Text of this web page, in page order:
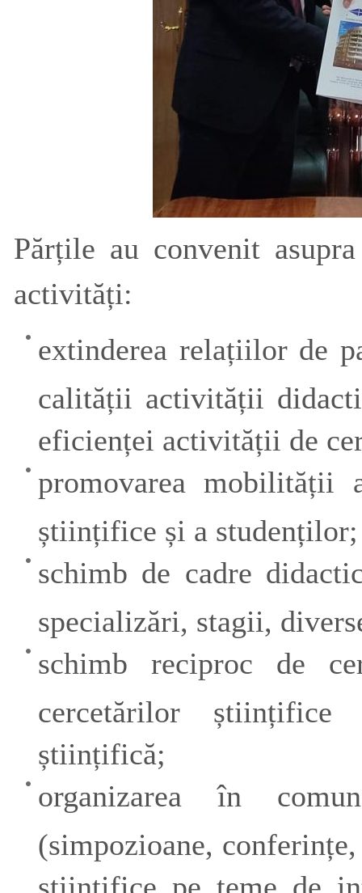
Părțile au convenit
activități:
extinderea relațiilor de
calității activității
eficienței activității de
promovarea mobilității
științifice și a studenților;
schimb de cadre
specializări, stagii,
schimb reciproc de
cercetărilor științifice
științifică;
organizarea în
(simpozioane,
științifice pe teme de